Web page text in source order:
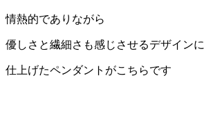
情熱的でありながら
優しさと繊細さも感じさせるデザインに
仕上げたペンダントがこちらです